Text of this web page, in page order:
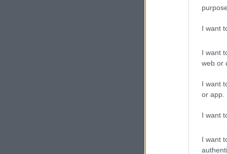
I want
I want
web or
I want
or app.
I want
I want